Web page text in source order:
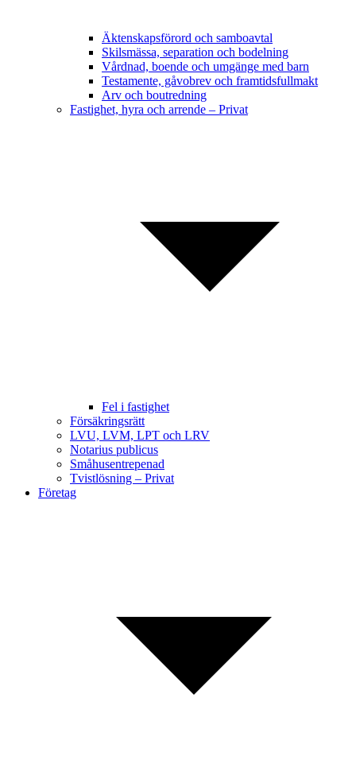
Äktenskapsförord och samboavtal
Skilsmässa, separation och bodelning
Vårdnad, boende och umgänge med barn
Testamente, gåvobrev och framtidsfullmakt
Arv och boutredning
Fastighet, hyra och arrende – Privat
Fel i fastighet
Försäkringsrätt
LVU, LVM, LPT och LRV
Notarius publicus
Småhusentrepenad
Tvistlösning – Privat
Företag